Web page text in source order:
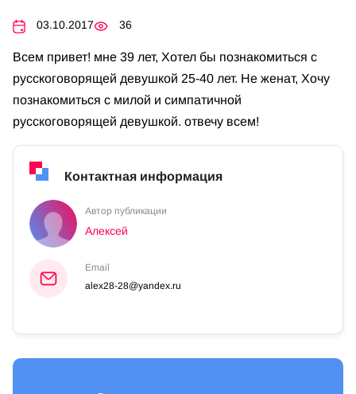
03.10.2017 36
Всем привет! мне 39 лет, Хотел бы познакомиться с
русскоговорящей девушкой 25-40 лет. Не женат, Хочу
познакомиться с милой и симпатичной
русскоговорящей девушкой. отвечу всем!
Контактная информация
Автор публикации
Алексей
Email
alex28-28@yandex.ru